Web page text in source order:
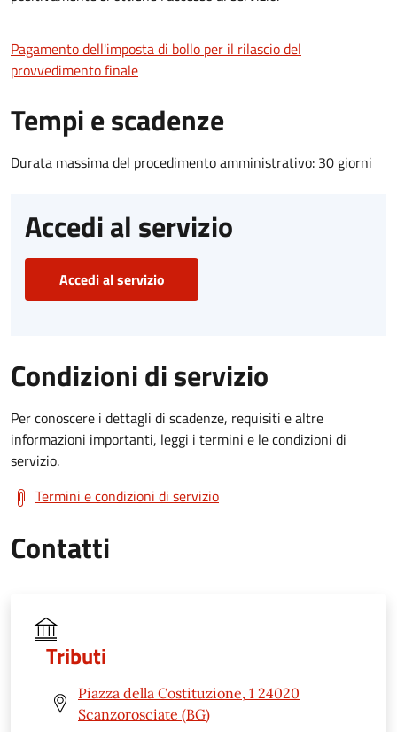
Pagamento dell'imposta di bollo per il rilascio del
provvedimento finale
Tempi e scadenze
Durata massima del procedimento amministrativo: 30 giorni
Accedi al servizio
Accedi al servizio
Condizioni di servizio
Per conoscere i dettagli di scadenze, requisiti e altre
informazioni importanti, leggi i termini e le condizioni di
servizio.
Termini e condizioni di servizio
Contatti
Tributi
Piazza della Costituzione, 1 24020
Scanzorosciate (BG)